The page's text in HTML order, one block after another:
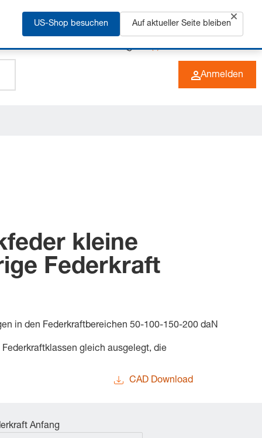
+49 (0) 6266 73-0 DE
Anmelden
kleine
Federkraft
in den Federkraftbereichen 50-100-150-200 daN
gleich ausgelegt, die
CAD Download
Anfang
US-Shop besuchen Auf aktueller Seite bleiben